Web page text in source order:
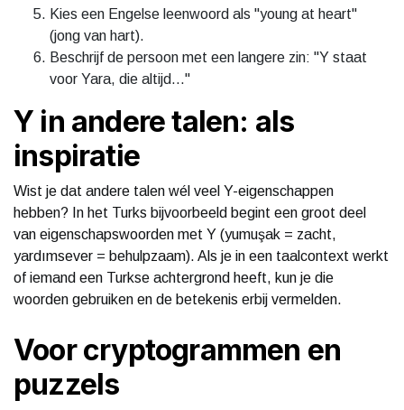
Kies een Engelse leenwoord als "young at heart"
(jong van hart).
Beschrijf de persoon met een langere zin: "Y staat
voor Yara, die altijd..."
Y in andere talen: als
inspiratie
Wist je dat andere talen wél veel Y-eigenschappen
hebben? In het Turks bijvoorbeeld begint een groot deel
van eigenschapswoorden met Y (yumuşak = zacht,
yardımsever = behulpzaam). Als je in een taalcontext werkt
of iemand een Turkse achtergrond heeft, kun je die
woorden gebruiken en de betekenis erbij vermelden.
Voor cryptogrammen en
puzzels